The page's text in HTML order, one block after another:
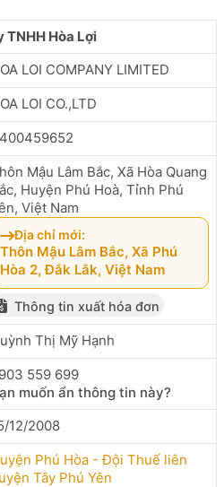
TNHH Hòa Lợi
LOI COMPANY LIMITED
LOI CO.,LTD
Mậu Lâm Bắc, Xã Hòa Quang
Huyện Phú Hoà, Tỉnh Phú
Việt Nam
Địa chỉ mới:
Thôn Mậu Lâm Bắc, Xã Phú
Hòa 2, Đắk Lắk, Việt Nam
Thông tin xuất hóa đơn
Thị Mỹ Hạnh
559 699
muốn ẩn thông tin này?
12/2008
Phú Hòa - Đội Thuế liên
Tây Phú Yên